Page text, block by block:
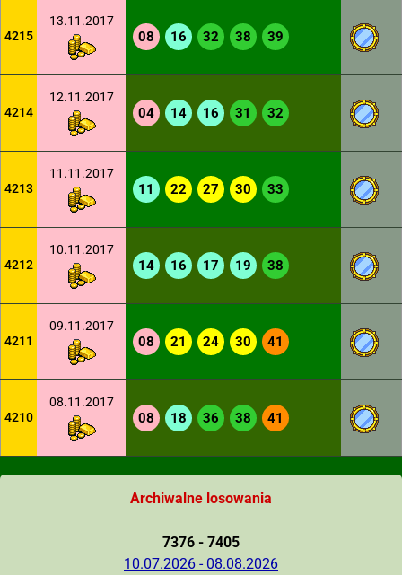
4215
13.11.2017
08 16 32 38 39
4214
12.11.2017
04 14 16 31 32
4213
11.11.2017
11 22 27 30 33
4212
10.11.2017
14 16 17 19 38
4211
09.11.2017
08 21 24 30 41
4210
08.11.2017
08 18 36 38 41
Archiwalne losowania
7376 - 7405
10.07.2026 - 08.08.2026